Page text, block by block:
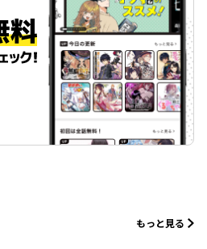
もっと見る